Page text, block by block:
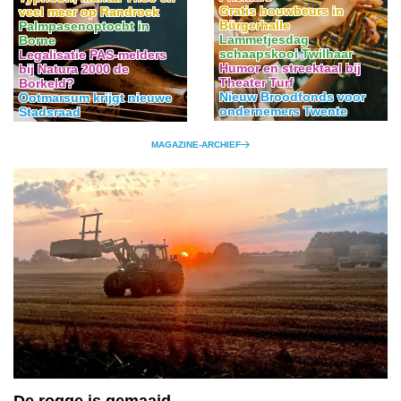
veel meer op Randrock
Palmpasenoptocht in
Borne
Legalisatie PAS-melders
bij Natura 2000 de
Borkeld?
Ootmarsum krijgt nieuwe
Stadsraad
Gratis bouwbeurs in
Bürgerhalle
Lammetjesdag
schaapskooi Twilhaar
Humor en streektaal bij
Theater Turf
Nieuw Broodfonds voor
ondernemers Twente
MAGAZINE-ARCHIEF